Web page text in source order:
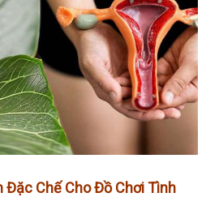
Đặc Chế Cho Đồ Chơi Tình